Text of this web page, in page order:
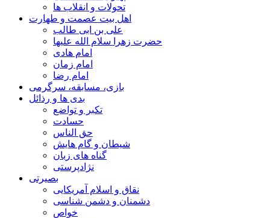
تحولات و انقلاب ها
اهل بیت عصمت و طهارت
علی بن ابی طالب
حضرت زهرا سلام الله علیها
امام هادی
امام زمان
امام رضا
بازی، مسابقه، سرگرمی
بدی ها و رذائل
تکبر و تواضع
حسادت
حق الناس
شیطان و گام هایش
گناه های زبان
نژادپرستی
بصیرتی
نقاق و اسلام آمریکایی
دشمنان و دشمن شناسی
خواص